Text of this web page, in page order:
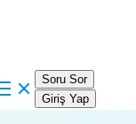
Soru Sor
Giriş Yap